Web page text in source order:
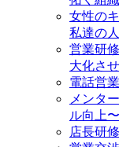
女性の
私達の
営業研
大化さ
電話営
メンタ
ル向上〜
店長研修